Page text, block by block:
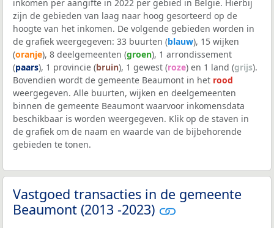
inkomen per aangifte in 2022 per gebied in België. Hierbij
zijn de gebieden van laag naar hoog gesorteerd op de
hoogte van het inkomen. De volgende gebieden worden in
de grafiek weergegeven: 33 buurten (blauw), 15 wijken
(oranje), 8 deelgemeenten (groen), 1 arrondissement
(paars), 1 provincie (bruin), 1 gewest (roze) en 1 land (grijs).
Bovendien wordt de gemeente Beaumont in het rood
weergegeven. Alle buurten, wijken en deelgemeenten
binnen de gemeente Beaumont waarvoor inkomensdata
beschikbaar is worden weergegeven. Klik op de staven in
de grafiek om de naam en waarde van de bijbehorende
gebieden te tonen.
Vastgoed transacties in de gemeente
Beaumont (2013 -2023)